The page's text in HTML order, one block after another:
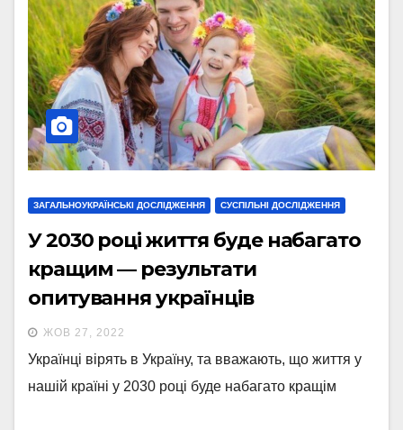
ЗАГАЛЬНОУКРАЇНСЬКІ ДОСЛІДЖЕННЯ СУСПІЛЬНІ ДОСЛІДЖЕННЯ
У 2030 році життя буде набагато
кращим — результати
опитування українців
ЖОВ 27, 2022
Українці вірять в Україну, та вважають, що життя у
нашій країні у 2030 році буде набагато кращім